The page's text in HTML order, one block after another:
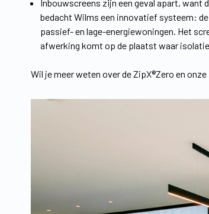
Inbouwscreens zijn een geval apart, want
bedacht Wilms een innovatief systeem:
passief- en lage-energiewoningen. Het
afwerking komt op de plaatst waar
Wil je meer weten over de ZipX®Zero en